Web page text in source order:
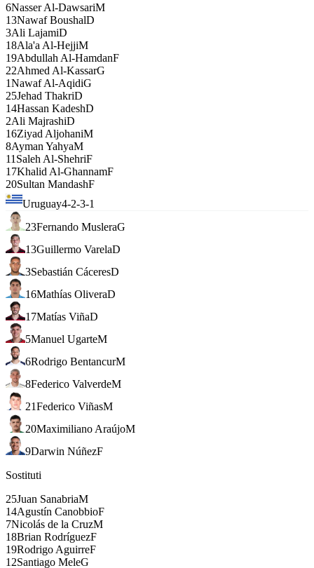
6Nasser Al-DawsariM
13Nawaf BoushalD
3Ali LajamiD
18Ala'a Al-HejjiM
19Abdullah Al-HamdanF
22Ahmed Al-KassarG
1Nawaf Al-AqidiG
25Jehad ThakriD
14Hassan KadeshD
2Ali MajrashiD
16Ziyad AljohaniM
8Ayman YahyaM
11 Saleh Al-ShehriF
17Khalid Al-GhannamF
20Sultan MandashF
Uruguay4-2-3-1
23Fernando MusleraG
13Guillermo VarelaD
3Sebastián CáceresD
16Mathías OliveraD
17Matías ViñaD
5Manuel UgarteM
6Rodrigo BentancurM
8Federico ValverdeM
21Federico ViñasM
20Maximiliano AraújoM
9Darwin NúñezF
Sostituti
25Juan SanabriaM
14Agustín CanobbioF
7Nicolás de la CruzM
18Brian RodríguezF
19Rodrigo AguirreF
12Santiago MeleG